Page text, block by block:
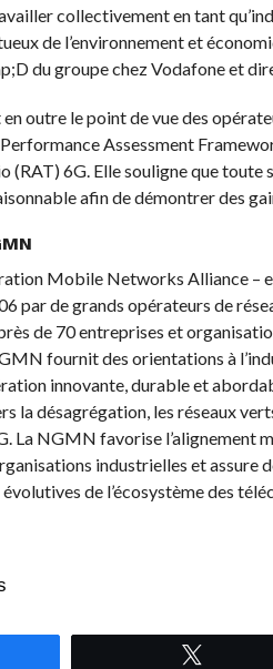
collectivement en tant
de l’environnement et
du groupe chez Vodafone et
outre le point de vue des
Assessment
(RAT) 6G. Elle souligne que
afin de démontrer des
Mobile Networks Alliance –
par de grands opérateurs de
de 70 entreprises et
fournit des orientations à
innovante, durable et
la désagrégation, les réseaux
La NGMN favorise l’alignement
industrielles et assure
de l’écosystème des